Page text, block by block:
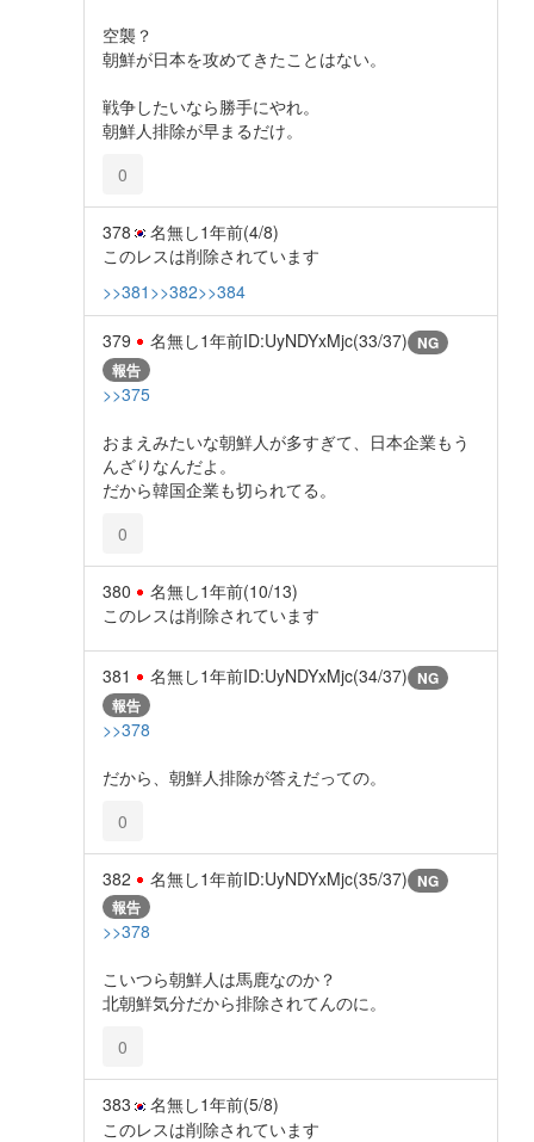
空襲？
朝鮮が日本を攻めてきたことはない。
戦争したいなら勝手にやれ。
朝鮮人排除が早まるだけ。
0
378 名無し1年前(4/8)
このレスは削除されています
>>381 >>382>>384
379 名無し1年前ID:UyNDYxMjc(33/37) NG
報告
>>375
おまえみたいな朝鮮人が多すぎて、日本企業もう
んざりなんだよ。
だから韓国企業も切られてる。
0
380 名無し1年前(10/13)
このレスは削除されています
381 名無し1年前ID:UyNDYxMjc(34/37) NG
報告
>>378
だから、朝鮮人排除が答えだっての。
0
382 名無し1年前ID:UyNDYxMjc(35/37) NG
報告
>>378
こいつら朝鮮人は馬鹿なのか？
北朝鮮気分だから排除されてんのに。
0
383 名無し1年前(5/8)
このレスは削除されています